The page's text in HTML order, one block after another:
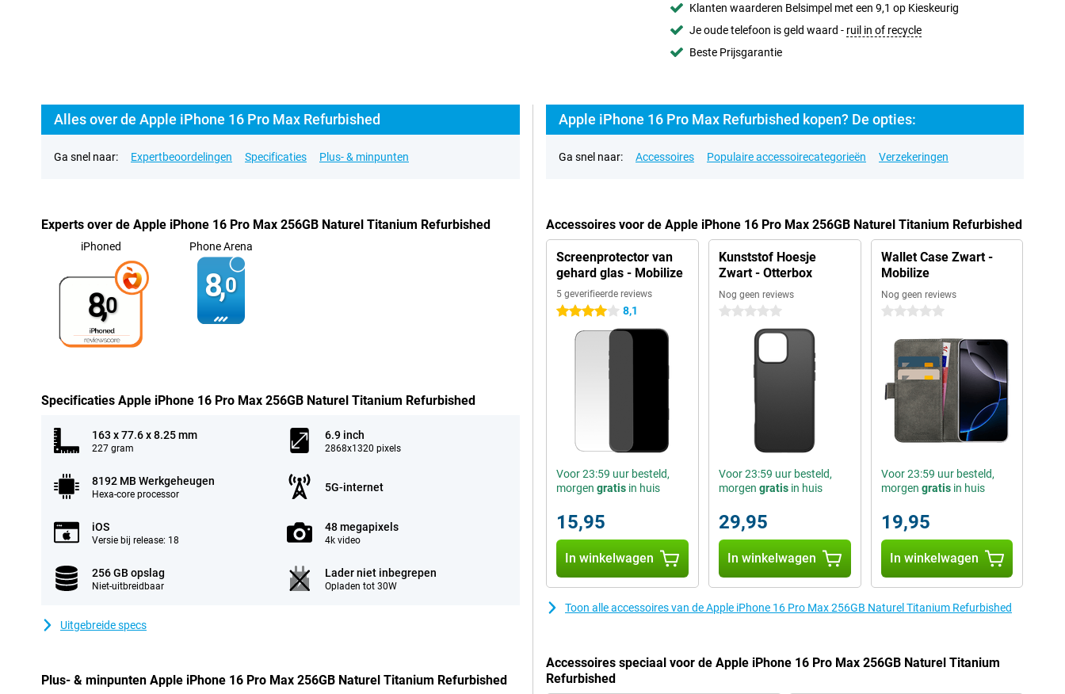
Klanten waarderen Belsimpel met een 9,1 op Kieskeurig
Je oude telefoon is geld waard - ruil in of recycle
Beste Prijsgarantie
Alles over de Apple iPhone 16 Pro Max Refurbished
Ga snel naar: Expertbeoordelingen Specificaties Plus- & minpunten
Experts over de Apple iPhone 16 Pro Max 256GB Naturel Titanium Refurbished
iPhoned
8,0
Phone Arena
8,0
Specificaties Apple iPhone 16 Pro Max 256GB Naturel Titanium Refurbished
163 x 77.6 x 8.25 mm
227 gram
6.9 inch
2868x1320 pixels
8192 MB Werkgeheugen
Hexa-core processor
5G-internet
iOS
Versie bij release: 18
48 megapixels
4k video
256 GB opslag
Niet-uitbreidbaar
Lader niet inbegrepen
Opladen tot 30W
Uitgebreide specs
Plus- & minpunten Apple iPhone 16 Pro Max 256GB Naturel Titanium Refurbished
Apple iPhone 16 Pro Max Refurbished kopen? De opties:
Ga snel naar: Accessoires Populaire accessoirecategorieën Verzekeringen
Accessoires voor de Apple iPhone 16 Pro Max 256GB Naturel Titanium Refurbished
Screenprotector van
gehard glas - Mobilize
5 geverifieerde reviews
4 sterren 8,1
Voor 23:59 uur besteld,
morgen gratis in huis
15,95
In winkelwagen
Kunststof Hoesje
Zwart - Otterbox
Nog geen reviews
0 sterren
Voor 23:59 uur besteld,
morgen gratisin huis
29,95
In winkelwagen
Wallet Case Zwart -
Mobilize
Nog geen reviews
0 sterren
Voor 23:59 uur besteld,
morgen gratisin huis
19,95
In winkelwagen
Toon alle accessoires van de Apple iPhone 16 Pro Max 256GB Naturel Titanium Refurbished
Accessoires speciaal voor de Apple iPhone 16 Pro Max 256GB Naturel Titanium
Refurbished